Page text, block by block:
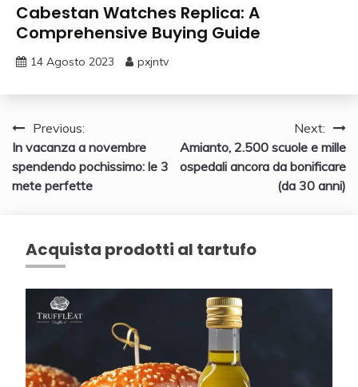
Cabestan Watches Replica: A
Comprehensive Buying Guide
14 Agosto 2023 pxjntv
Navigazione
articoli
Previous:
In vacanza a novembre
spendendo pochissimo: le 3
mete perfette
Next:
Amianto, 2.500 scuole e mille
ospedali ancora da bonificare
(da 30 anni)
Acquista prodotti al tartufo